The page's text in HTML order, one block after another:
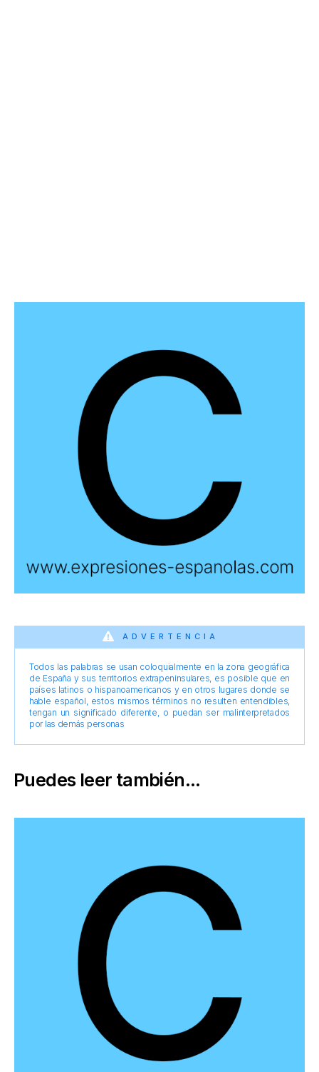
ADVERTENCIA
Todos las palabras se usan coloquialmente en la zona geográfica
de España y sus territorios extrapeninsulares, es posible que en
países latinos o hispanoamericanos y en otros lugares donde se
hable español, estos mismos términos no resulten entendibles,
tengan un significado diferente, o puedan ser malinterpretados
por las demás personas
Puedes leer también...